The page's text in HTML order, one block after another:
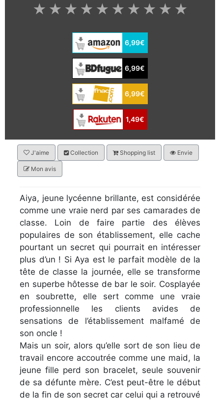
★
★
★
★
★
★
★
★
★
★
6,99€
6,99€
6,99€
1,49€
J'aime Collection Shopping list Envie
Mon avis
Aiya, jeune lycéenne brillante, est considérée
comme une vraie nerd par ses camarades de
classe. Loin de faire partie des élèves
populaires de son établissement, elle cache
pourtant un secret qui pourrait en intéresser
plus d’un ! Si Aya est le parfait modèle de la
tête de classe la journée, elle se transforme
en superbe hôtesse de bar le soir. Cosplayée
en soubrette, elle sert comme une vraie
professionnelle les clients avides de
sensations de l’établissement malfamé de
son oncle !
Mais un soir, alors qu’elle sort de son lieu de
travail encore accoutrée comme une maid, la
jeune fille perd son bracelet, seule souvenir
de sa défunte mère. C’est peut-être le début
de la fin de son secret car celui qui a retrouvé